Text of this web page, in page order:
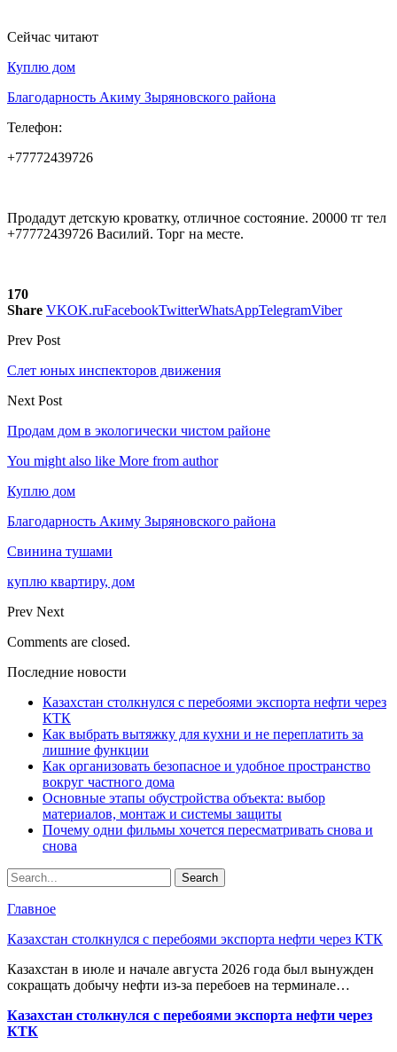
Сейчас читают
Куплю дом
Благодарность Акиму Зыряновского района
Телефон:
+77772439726
Продадут детскую кроватку, отличное состояние. 20000 тг тел
+77772439726 Василий. Торг на месте.
170
Share VKOK.ruFacebookTwitterWhatsAppTelegramViber
Prev Post
Слет юных инспекторов движения
Next Post
Продам дом в экологически чистом районе
You might also like More from author
Куплю дом
Благодарность Акиму Зыряновского района
Свинина тушами
куплю квартиру, дом
Prev Next
Comments are closed.
Последние новости
Казахстан столкнулся с перебоями экспорта нефти через
КТК
Как выбрать вытяжку для кухни и не переплатить за
лишние функции
Как организовать безопасное и удобное пространство
вокруг частного дома
Основные этапы обустройства объекта: выбор
материалов, монтаж и системы защиты
Почему одни фильмы хочется пересматривать снова и
снова
Главное
Казахстан столкнулся с перебоями экспорта нефти через КТК
Казахстан в июле и начале августа 2026 года был вынужден
сокращать добычу нефти из-за перебоев на терминале…
Казахстан столкнулся с перебоями экспорта нефти через
КТК